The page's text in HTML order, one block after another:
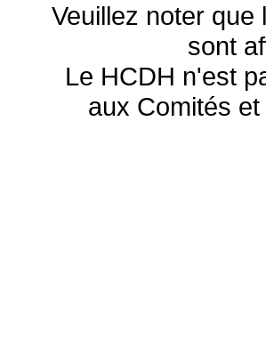
Veuillez noter
sont
Le HCDH n'est
aux Comités